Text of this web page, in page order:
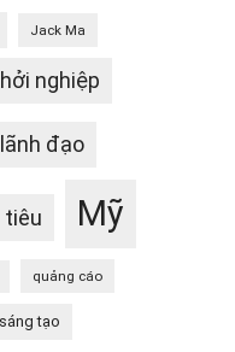
Jack Ma
nghiệp
lãnh đạo
tiêu Mỹ
quảng cáo
sáng tạo